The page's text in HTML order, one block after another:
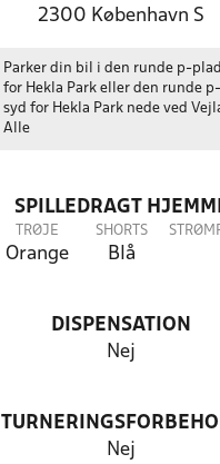
2300 København S
Parker din bil i den runde p-
for Hekla Park eller den runde
syd for Hekla Park nede ved
Alle
SPILLEDRAGT
TRØJE
Orange
SHORTS
Blå
DISPENSATION
Nej
Nej